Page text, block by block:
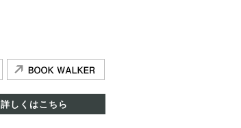
詳しくはこちら